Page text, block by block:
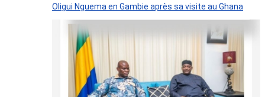
Oligui Nguema en Gambie après sa visite au Ghana